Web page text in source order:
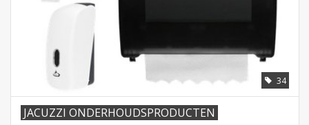
34
JACUZZI ONDERHOUDSPRODUCTEN